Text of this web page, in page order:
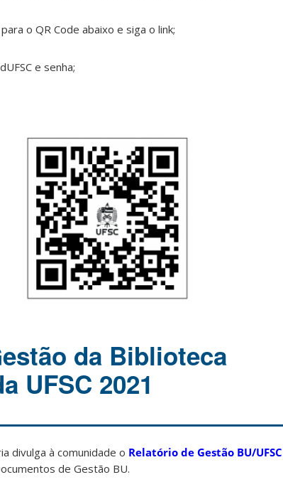
o QR Code abaixo e siga o link;
e senha;
da Biblioteca
UFSC 2021
divulga à comunidade o Relatório de Gestão BU/
de Gestão BU.